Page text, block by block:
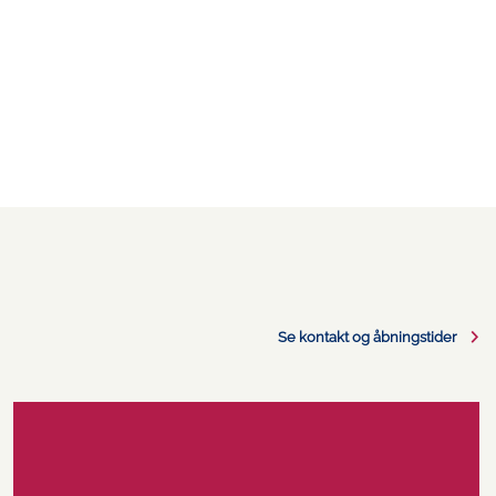
Se kontakt og åbningstider